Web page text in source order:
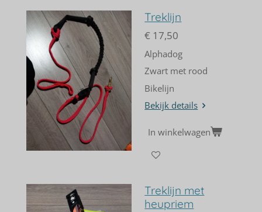
Treklijn
€ 17,50
Alphadog
Zwart met rood
Bikelijn
Bekijk details
In winkelwagen
Treklijn met
heupriem